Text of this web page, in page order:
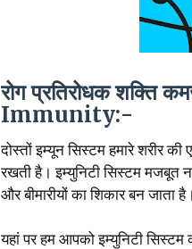
रोग प्रतिरोधक
Immunity:-
दोस्तों इम्यून सिस्टम हमारे शरीर की
रखती है। इम्युनिटी सिस्टम मजबूत
और बीमारीयों का शिकार बन जाता है।
यहां पर हम आपको इम्युनिटी